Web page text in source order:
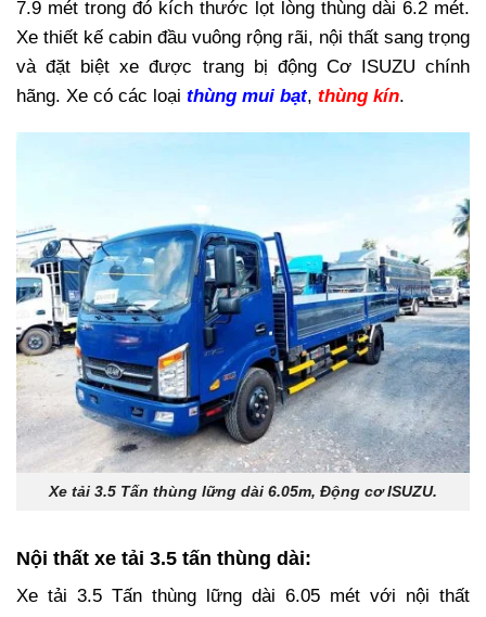
7.9 mét trong đó kích thước lọt lòng thùng dài 6.2 mét.
Xe thiết kế cabin đầu vuông rộng rãi, nội thất sang trọng
và đặt biệt xe được trang bị động Cơ ISUZU chính
hãng. Xe có các loại thùng mui bạt, thùng kín.
Xe tải 3.5 Tấn thùng lững dài 6.05m, Động cơ ISUZU.
Nội thất xe tải 3.5 tấn thùng dài:
Xe tải 3.5 Tấn thùng lững dài 6.05 mét với nội thất